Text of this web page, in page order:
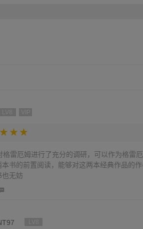
格雷厄姆进行了充分的调研，可以作为格雷
本书的前置阅读，能够对这两本经典作品的
也无妨